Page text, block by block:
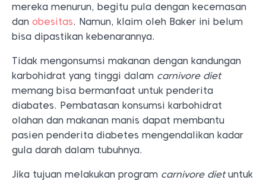
mereka menurun, begitu pula dengan kecemasan
dan obesitas. Namun, klaim oleh Baker ini belum
bisa dipastikan kebenarannya.
Tidak mengonsumsi makanan dengan kandungan
karbohidrat yang tinggi dalam carnivore diet
memang bisa bermanfaat untuk penderita
diabates. Pembatasan konsumsi karbohidrat
olahan dan makanan manis dapat membantu
pasien penderita diabetes mengendalikan kadar
gula darah dalam tubuhnya.
Jika tujuan melakukan program carnivore dietuntuk